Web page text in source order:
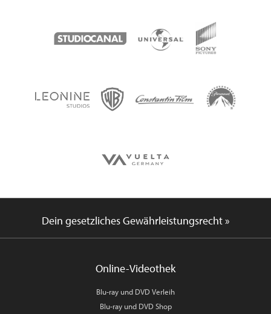
Dein gesetzliches Gewährleistungsrecht »
Online-Videothek
Blu-ray und DVD Verleih
Blu-ray und DVD Shop